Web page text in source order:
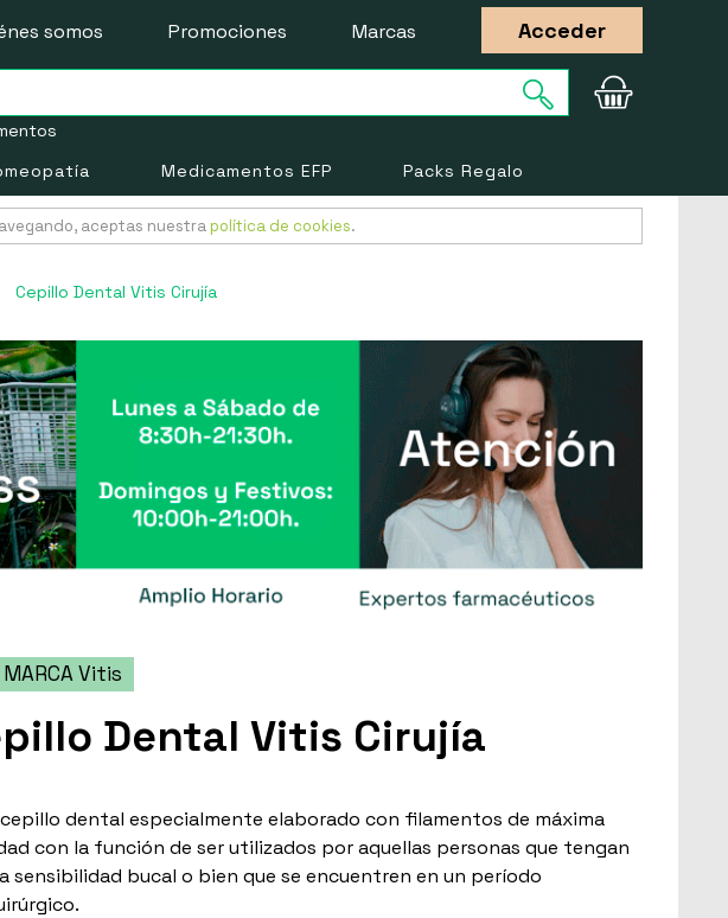
somos Promociones Marcas Acceder
Medicamentos EFP Packs Regalo
aceptas nuestra política de cookies.
Cepillo Dental Vitis Cirujía
MARCA Vitis
Dental Vitis Cirujía
cepillo dental especialmente elaborado con filamentos de máxima
con la función de ser utilizados por aquellas personas que tengan
sensibilidad bucal o bien que se encuentren en un período